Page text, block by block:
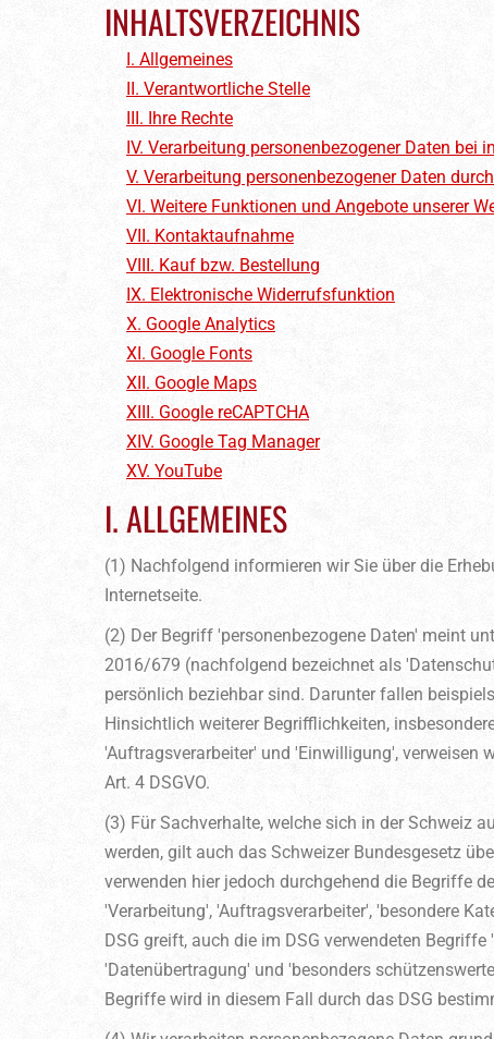
INHALTSVERZEICHNIS
I. Allgemeines
II. Verantwortliche Stelle
III. Ihre Rechte
IV. Verarbeitung personenbezogener Daten bei
V. Verarbeitung personenbezogener Daten
VI. Weitere Funktionen und Angebote unserer
VII. Kontaktaufnahme
VIII. Kauf bzw. Bestellung
IX. Elektronische Widerrufsfunktion
X. Google Analytics
XI. Google Fonts
XII. Google Maps
XIII. Google reCAPTCHA
XIV. Google Tag Manager
XV. YouTube
I. ALLGEMEINES
(1) Nachfolgend informieren wir Sie über die
Internetseite.
(2) Der Begriff 'personenbezogene Daten' meint
2016/679 (nachfolgend bezeichnet als
persönlich beziehbar sind. Darunter fallen
Hinsichtlich weiterer Begrifflichkeiten,
'Auftragsverarbeiter' und 'Einwilligung', verweisen
Art. 4 DSGVO.
(3) Für Sachverhalte, welche sich in der Schweiz
werden, gilt auch das Schweizer Bundesgesetz
verwenden hier jedoch durchgehend die Begriffe
'Verarbeitung', 'Auftragsverarbeiter', 'besondere
DSG greift, auch die im DSG verwendeten
'Datenübertragung' und 'besonders
Begriffe wird in diesem Fall durch das DSG